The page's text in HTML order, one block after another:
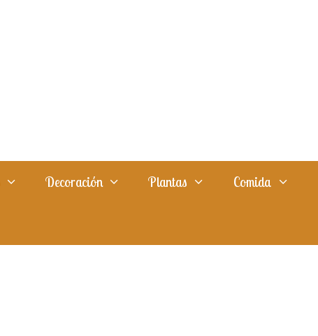
Decoración Plantas Comida